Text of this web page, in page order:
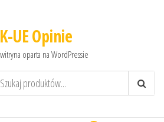
UE Opinie
oparta na WordPressie